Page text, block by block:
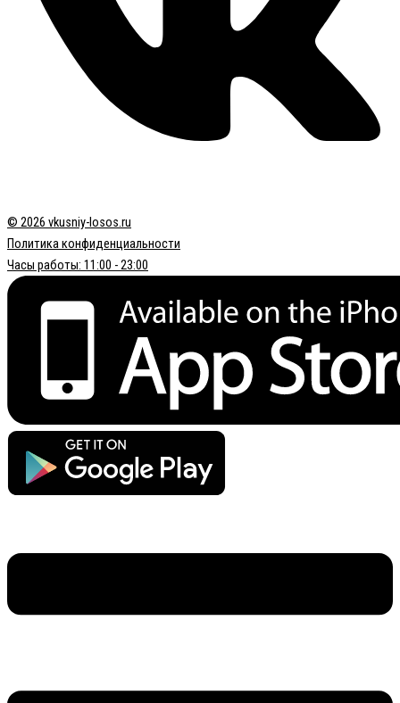
© 2026 vkusniy-losos.ru
Политика конфиденциальности
Часы работы: 11:00 - 23:00